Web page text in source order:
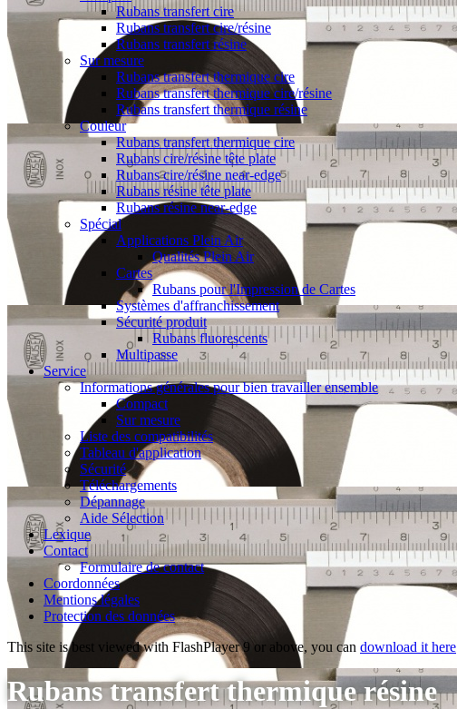
Rubans transfert cire
Rubans transfert cire/résine
Rubans transfert résine
Sur mesure
Rubans transfert thermique cire
Rubans transfert thermique cire/résine
Rubans transfert thermique résine
Couleur
Rubans transfert thermique cire
Rubans cire/résine tête plate
Rubans cire/résine near-edge
Rubans résine tête plate
Rubans résine near-edge
Spécial
Applications Plein Air
Qualités Plein Air
Cartes
Rubans pour l'Impression de Cartes
Systèmes d'affranchissement
Sécurité produit
Rubans fluorescents
Multipasse
Service
Informations générales pour bien travailler ensemble
Compact
Sur mesure
Liste des compatibilités
Tableau d'application
Sécurité
Téléchargements
Dépannage
Aide Sélection
Lexique
Contact
Formulaire de contact
Coordonnées
Mentions légales
Protection des données
This site is best viewed with FlashPlayer 9 or above, you can download it here
Rubans transfert thermique résine